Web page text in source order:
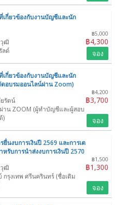
เกี่ยวข้องกับงานบัญชีและนัก
฿5,000
฿4,300
ฒิ
ลด์
จอง
เกี่ยวข้องกับงานบัญชีและนัก
อบรมออนไลน์ผ่าน Zoom)
฿4,200
฿3,700
รัตน์
าน ZOOM (ผู้ทำบัญชีและผู้สอบ
)
จอง
ยื่นงบการเงินปี 2569 และการเต
รับการนำส่งงบการเงินปี 2570
฿1,500
฿1,300
ฒิ
กรุงเทพ ศรีนครินทร์ (ชื่อเดิม
จอง